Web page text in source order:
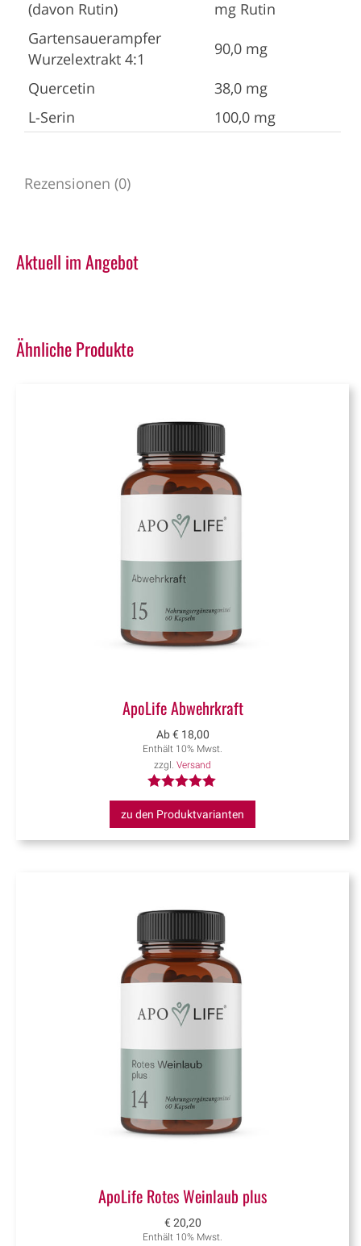
(davon Rutin)
mg Rutin
Gartensauerampfer
Wurzelextrakt 4:1
90,0 mg
Quercetin
38,0 mg
L-Serin
100,0 mg
Rezensionen (0)
Aktuell im Angebot
Ähnliche Produkte
ApoLife Abwehrkraft
Ab € 18,00
Enthält 10% Mwst.
zzgl. Versand
Bewertet mit
5.00
von 5
zu den Produktvarianten
ApoLife Rotes Weinlaub plus
€ 20,20
Enthält 10% Mwst.